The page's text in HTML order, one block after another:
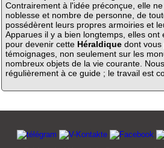
Contrairement à l'idée préconçue, elle
noblesse et nombre de personne, de
possédèrent leurs propres armoiries et
Apparues il y a bien longtemps, elles ont
pour devenir cette Héraldiquedont vous
témoignages, non seulement sur les
nombreux objets de la vie courante.
régulièrement à ce guide ; le travail est